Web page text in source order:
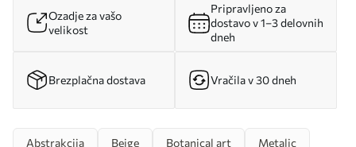
Ozadje za vašo
velikost
Pripravljeno za
dostavo v 1–3 delovnih
dneh
Brezplačna dostava Vračila v 30 dneh
Abstrakcija Beige Botanical art Metalic